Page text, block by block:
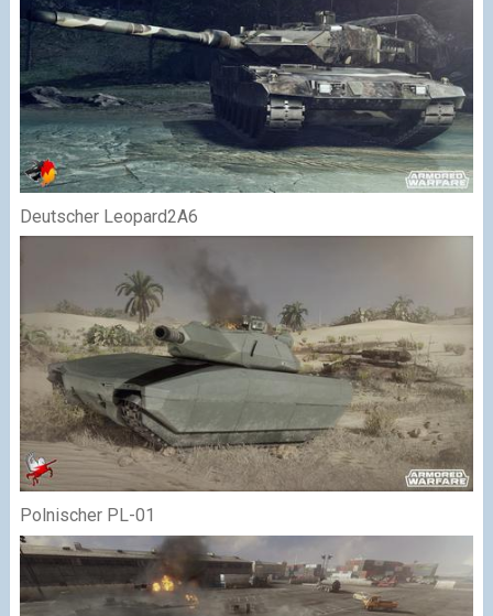
Deutscher Leopard2A6
Polnischer PL-01